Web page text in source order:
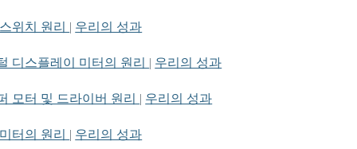
위치 원리 | 우리의 성과
디스플레이 미터의 원리 | 우리의 성과
모터 및 드라이버 원리 | 우리의 성과
터의 원리 | 우리의 성과